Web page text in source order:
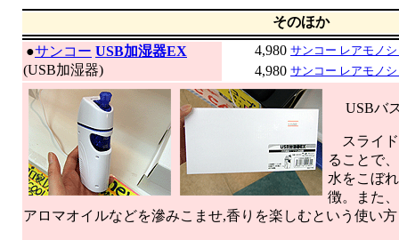
そのほか
●サンコー USB加湿器EX
(USB加湿器)
4,980 サンコー レアモノ
4,980 サンコー レアモノ
USBバ
スライド
ることで
水をこぼ
徴。また
アロマオイルなどを滲みこませ,香りを楽しむという使い